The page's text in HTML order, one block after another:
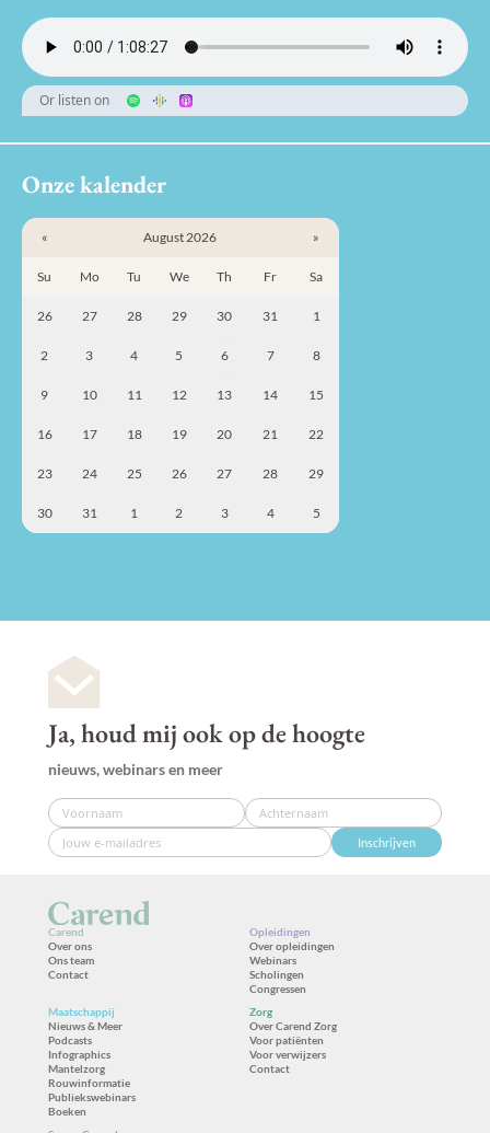
Or listen on
Onze kalender
« August 2026 »
Su Mo Tu We Th Fr Sa
26 27 28 29 30 31 1
2 3 4 5 6 7 8
9 10 11 12 13 14 15
16 17 18 19 20 21 22
23 24 25 26 27 28 29
30 31 1 2 3 4 5
Ja, houd mij ook op de hoogte
nieuws, webinars en meer
Inschrijven
Carend
Over ons
Ons team
Contact
Opleidingen
Over opleidingen
Webinars
Scholingen
Congressen
Maatschappij
Nieuws & Meer
Podcasts
Infographics
Mantelzorg
Rouwinformatie
Publiekswebinars
Boeken
Zorg
Over Carend Zorg
Voor patiënten
Voor verwijzers
Contact